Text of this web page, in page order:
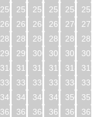
250 251 252 253 254
266 267 268 269 270
282 283 284 285 286
298 299 300 301 302
314 315 316 317 318
330 331 332 333 334
346 347 348 349 350
362 363 364 365 366